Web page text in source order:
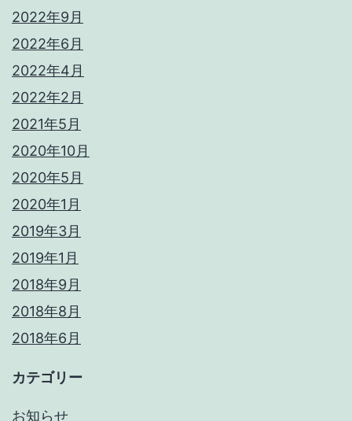
2022年9月
2022年6月
2022年4月
2022年2月
2021年5月
2020年10月
2020年5月
2020年1月
2019年3月
2019年1月
2018年9月
2018年8月
2018年6月
カテゴリー
お知らせ